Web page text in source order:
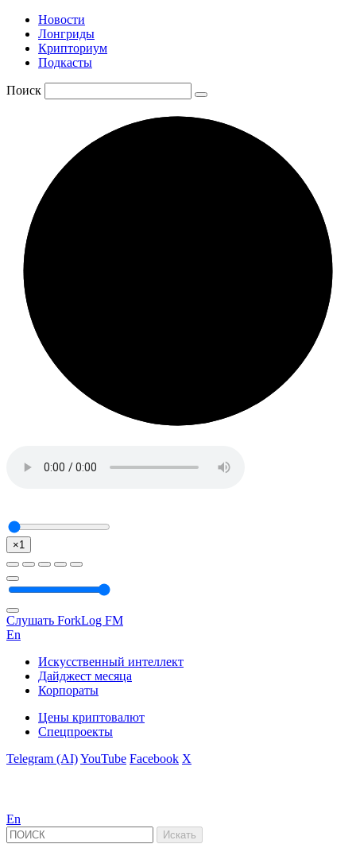
Новости
Лонгриды
Крипториум
Подкасты
Поиск
×1
Слушать ForkLog FM
En
Искусственный интеллект
Дайджест месяца
Корпораты
Цены криптовалют
Спецпроекты
Telegram (AI)YouTube Facebook X
En